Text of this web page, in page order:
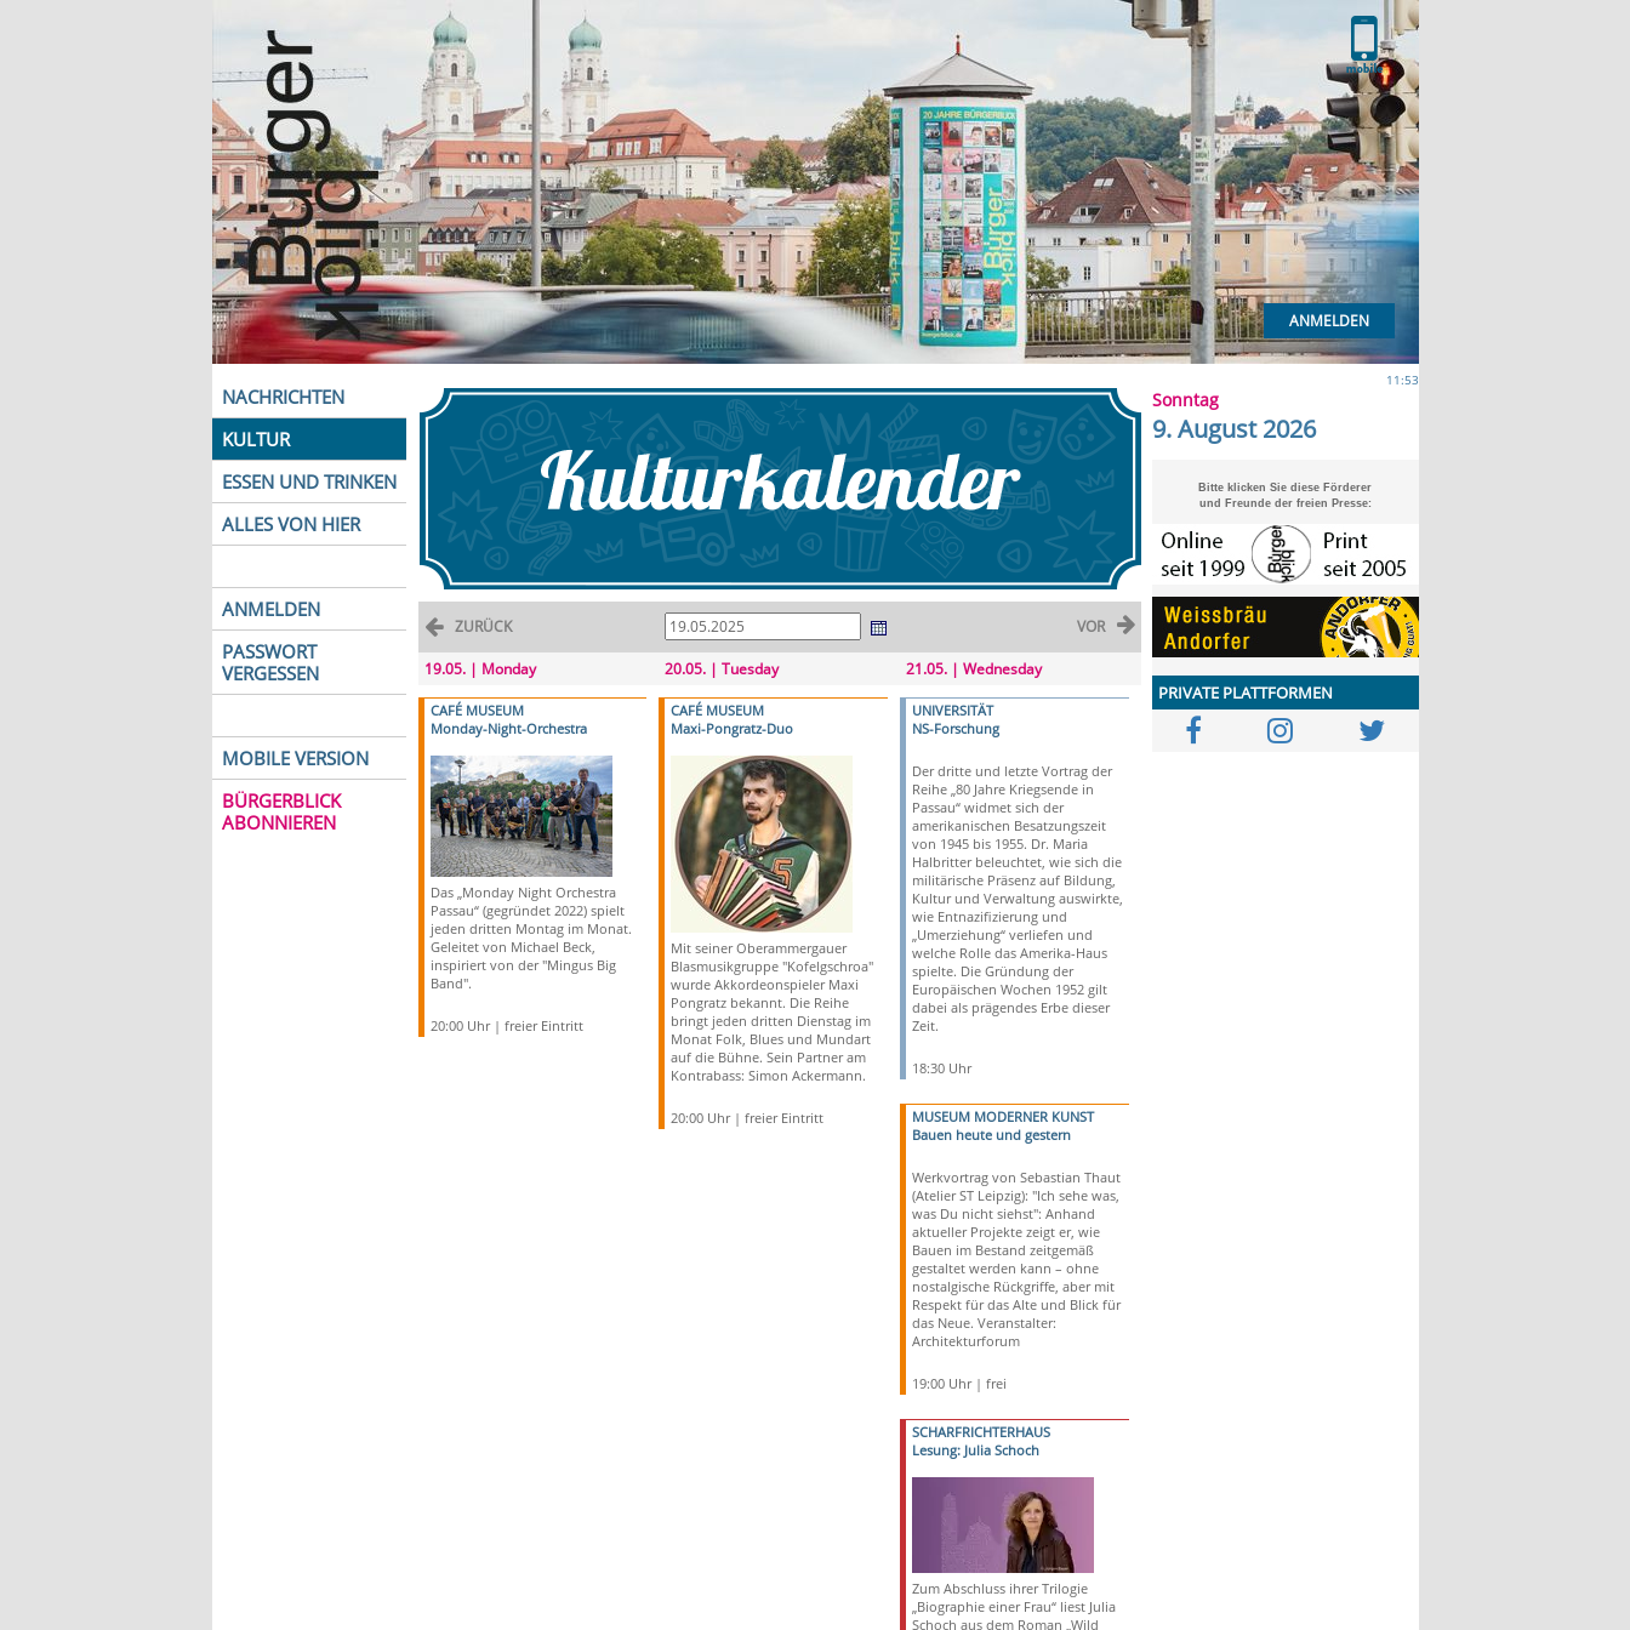
ANMELDEN
NACHRICHTEN
KULTUR
ESSEN UND TRINKEN
ALLES VON HIER
ANMELDEN
PASSWORT
VERGESSEN
MOBILE VERSION
BÜRGERBLICK
ABONNIEREN
ZURÜCK VOR
19.05. | Monday
CAFÉ MUSEUM
Monday-Night-Orchestra
Das „Monday Night Orchestra
Passau“ (gegründet 2022) spielt
jeden dritten Montag im Monat.
Geleitet von Michael Beck,
inspiriert von der "Mingus Big
Band".
20:00 Uhr | freier Eintritt
20.05. | Tuesday
CAFÉ MUSEUM
Maxi-Pongratz-Duo
Mit seiner Oberammergauer
Blasmusikgruppe "Kofelgschroa"
wurde Akkordeonspieler Maxi
Pongratz bekannt. Die Reihe
bringt jeden dritten Dienstag im
Monat Folk, Blues und Mundart
auf die Bühne. Sein Partner am
Kontrabass: Simon Ackermann.
20:00 Uhr | freier Eintritt
21.05. | Wednesday
UNIVERSITÄT
NS-Forschung
Der dritte und letzte Vortrag der
Reihe „80 Jahre Kriegsende in
Passau“ widmet sich der
amerikanischen Besatzungszeit
von 1945 bis 1955. Dr. Maria
Halbritter beleuchtet, wie sich die
militärische Präsenz auf Bildung,
Kultur und Verwaltung auswirkte,
wie Entnazifizierung und
„Umerziehung“ verliefen und
welche Rolle das Amerika-Haus
spielte. Die Gründung der
Europäischen Wochen 1952 gilt
dabei als prägendes Erbe dieser
Zeit.
18:30 Uhr
MUSEUM MODERNER KUNST
Bauen heute und gestern
Werkvortrag von Sebastian Thaut
(Atelier ST Leipzig): "Ich sehe was,
was Du nicht siehst": Anhand
aktueller Projekte zeigt er, wie
Bauen im Bestand zeitgemäß
gestaltet werden kann – ohne
nostalgische Rückgriffe, aber mit
Respekt für das Alte und Blick für
das Neue. Veranstalter:
Architekturforum
19:00 Uhr | frei
SCHARFRICHTERHAUS
Lesung: Julia Schoch
Zum Abschluss ihrer Trilogie
„Biographie einer Frau“ liest Julia
Schoch aus dem Roman „Wild
11:53
Sonntag
9. August 2026
Bitte klicken Sie diese Förderer
und Freunde der freien Presse:
PRIVATE PLATTFORMEN